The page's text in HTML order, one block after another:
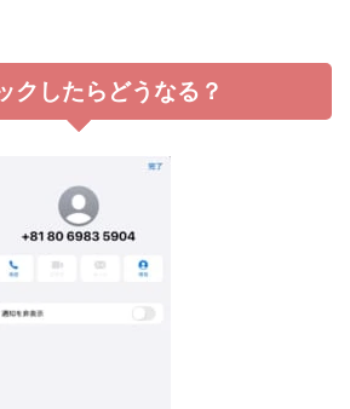
クしたらどうなる？